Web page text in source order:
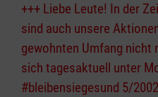
+++ Liebe Leute! In der
sind auch unsere
gewohnten Umfang nicht
sich tagesaktuell unter
#bleibensiegesund 5/